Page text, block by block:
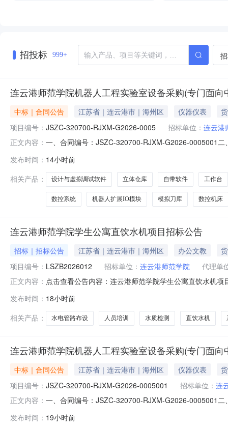
招投标 999+
连云港师范学院机器人工程实验室设备采购(专门面向
中标｜合同公告 江苏省｜连云港市｜海州区 仪器仪表
项目编号： JSZC-320700-RJXM-G2026-0005 招标单位： 连云港
正文内容： 一、合同编号：JSZC-320700-RJXM-G2026-0005001
路28号联系方式：19851821109供应商（乙方）：南京
发布时间： 14小时前
相关产品：
设计与虚拟调试软件 立体仓库 自带软件 工作台
数控系统 机器人扩展IO模块 模拟刀库 数控机床
连云港师范学院学生公寓直饮水机项目招标公告
招标｜招标公告 江苏省｜连云港市｜海州区 办公文教
项目编号： LSZB2026012 招标单位： 连云港师范学院
代理单
正文内容： 点击查看公告内容：连云港师范学院学生公寓直饮水机项
发布时间： 18小时前
相关产品：
水电管路布设 人员培训 水质检测 直饮水机
连云港师范学院机器人工程实验室设备采购(专门面向
中标｜合同公告 江苏省｜连云港市｜海州区 仪器仪表
项目编号： JSZC-320700-RJXM-G2026-0005001 招标单位： 连
正文内容： 一、合同编号：JSZC-320700-RJXM-G2026-0005001
（甲方）：连云港师范学院（本级）地址：连云港市海
发布时间： 19小时前